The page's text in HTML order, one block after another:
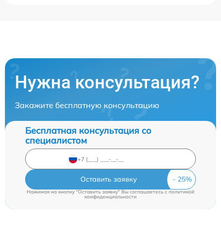
Нужна консультация?
Закажите бесплатную консультацию
Бесплатная консультация со
специалистом
Оставить заявку
Нажимая на кнопку "Оставить заявку" Вы соглашаетесь cполитикой
конфиденциальности